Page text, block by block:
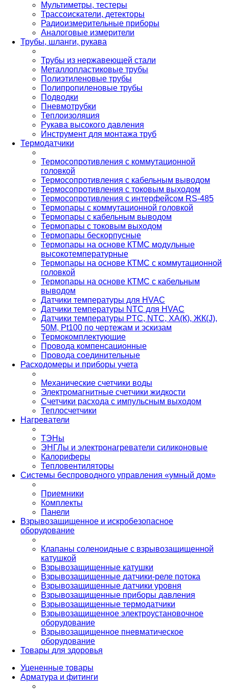
Мультиметры, тестеры
Трассоискатели, детекторы
Радиоизмерительные приборы
Аналоговые измерители
Трубы, шланги, рукава
Трубы из нержавеющей стали
Металлопластиковые трубы
Полиэтиленовые трубы
Полипропиленовые трубы
Подводки
Пневмотрубки
Теплоизоляция
Рукава высокого давления
Инструмент для монтажа труб
Термодатчики
Термосопротивления с коммутационной
головкой
Термосопротивления с кабельным выводом
Термосопротивления с токовым выходом
Термосопротивления с интерфейсом RS-485
Термопары с коммутационной головкой
Термопары с кабельным выводом
Термопары с токовым выходом
Термопары бескорпусные
Термопары на основе КТМС модульные
высокотемпературные
Термопары на основе КТМС с коммутационной
головкой
Термопары на основе КТМС с кабельным
выводом
Датчики температуры для HVAC
Датчики температуры NTC для HVAC
Датчики температуры PTС, NTC, ХА(К), ЖК(J),
50М, Pt100 по чертежам и эскизам
Термокомплектующие
Провода компенсационные
Провода соединительные
Расходомеры и приборы учета
Механические счетчики воды
Электромагнитные счетчики жидкости
Счетчики расхода с импульсным выходом
Теплосчетчики
Нагреватели
ТЭНы
ЭНГЛы и электронагреватели силиконовые
Калориферы
Тепловентиляторы
Системы беспроводного управления «умный дом»
Приемники
Комплекты
Панели
Взрывозащищенное и искробезопасное
оборудование
Клапаны соленоидные с взрывозащищенной
катушкой
Взрывозащищенные катушки
Взрывозащищенные датчики-реле потока
Взрывозащищенные датчики уровня
Взрывозащищенные приборы давления
Взрывозащищенные термодатчики
Взрывозащищенное электроустановочное
оборудование
Взрывозащищенное пневматическое
оборудование
Товары для здоровья
Уцененные товары
Арматура и фитинги